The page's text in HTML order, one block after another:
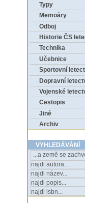
Typy
Memoáry
Odboj
Historie ČS
Technika
Učebnice
Sportovní
Dopravní
Vojenské
Cestopis
Jiné
Archiv
VYHLEDÁVÁNÍ